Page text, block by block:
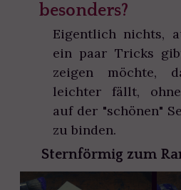
besonders?
Eigentlich nichts,
ein paar Tricks
zeigen möchte,
leichter fällt,
auf der "schönen"
zu binden.
Sternförmig zum